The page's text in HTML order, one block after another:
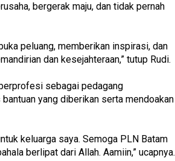
bergerak maju, dan tidak pernah
peluang, memberikan inspirasi, dan
dan kesejahteraan,” tutup Rudi.
sebagai pedagang
yang diberikan serta mendoakan
keluarga saya. Semoga PLN Batam
berlipat dari Allah. Aamiin,” ucapnya.